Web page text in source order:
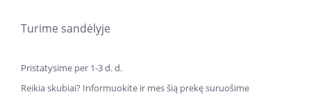
Turime sandėlyje
Pristatysime per 1-3 d. d.
Reikia skubiai? Informuokite ir mes šią prekę suruošime